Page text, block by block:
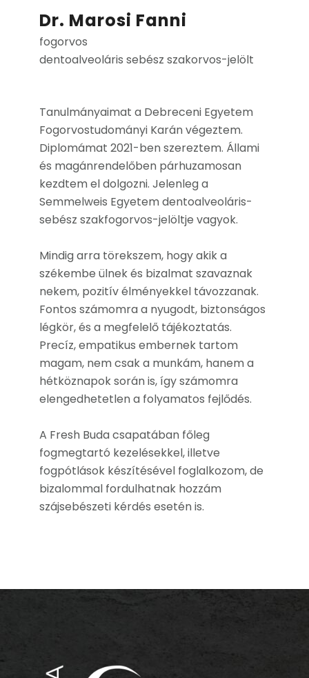
Dr. Marosi Fanni
fogorvos
dentoalveoláris sebész szakorvos-jelölt
Tanulmányaimat a Debreceni Egyetem
Fogorvostudományi Karán végeztem.
Diplomámat 2021-ben szereztem. Állami
és magánrendelőben párhuzamosan
kezdtem el dolgozni. Jelenleg a
Semmelweis Egyetem dentoalveoláris-
sebész szakfogorvos-jelöltje vagyok.
Mindig arra törekszem, hogy akik a
székembe ülnek és bizalmat szavaznak
nekem, pozitív élményekkel távozzanak.
Fontos számomra a nyugodt,
biztonságos légkör, és a megfelelő
tájékoztatás. Precíz, empatikus
embernek tartom magam, nem csak a
munkám, hanem a hétköznapok során
is, így számomra elengedhetetlen a
A Fresh Buda csapatában főleg
fogmegtartó kezelésekkel, illetve
fogpótlások készítésével foglalkozom,
de bizalommal fordulhatnak hozzám